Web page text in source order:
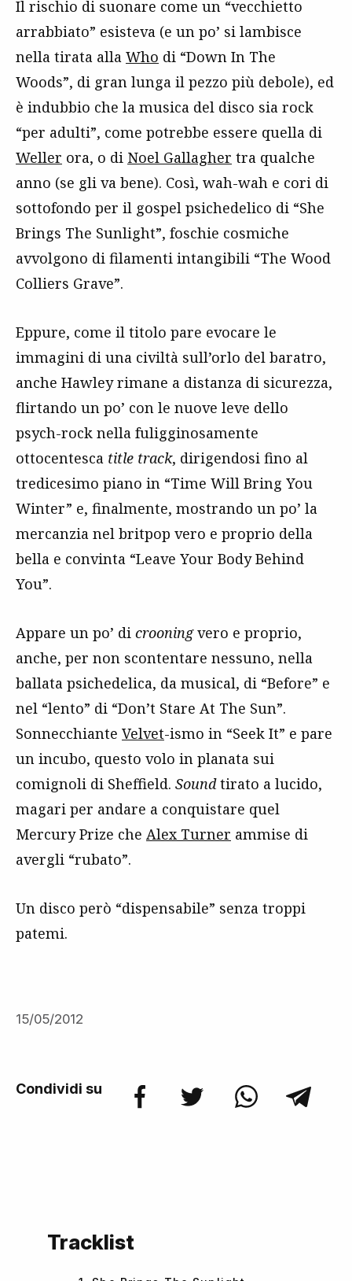
Il rischio di suonare come un “vecchietto
arrabbiato” esisteva (e un po’ si lambisce
nella tirata alla Who di “Down In The
Woods”, di gran lunga il pezzo più debole), ed
è indubbio che la musica del disco sia rock
“per adulti”, come potrebbe essere quella di
Weller ora, o di Noel Gallagher tra qualche
anno (se gli va bene). Così, wah-wah e cori di
sottofondo per il gospel psichedelico di “She
Brings The Sunlight”, foschie cosmiche
avvolgono di filamenti intangibili “The Wood
Colliers Grave”.
Eppure, come il titolo pare evocare le
immagini di una civiltà sull’orlo del baratro,
anche Hawley rimane a distanza di sicurezza,
flirtando un po’ con le nuove leve dello
psych-rock nella fuligginosamente
ottocentesca title track, dirigendosi fino al
tredicesimo piano in “Time Will Bring You
Winter” e, finalmente, mostrando un po’ la
mercanzia nel britpop vero e proprio della
bella e convinta “Leave Your Body Behind
You”.
Appare un po’ di crooningvero e proprio,
anche, per non scontentare nessuno, nella
ballata psichedelica, da musical, di “Before” e
nel “lento” di “Don’t Stare At The Sun”.
Sonnecchiante Velvet-ismo in “Seek It” e pare
un incubo, questo volo in planata sui
comignoli di Sheffield. Soundtirato a lucido,
magari per andare a conquistare quel
Mercury Prize che Alex Turner ammise di
avergli “rubato”.
Un disco però “dispensabile” senza troppi
patemi.
15/05/2012
Condividi su
Tracklist